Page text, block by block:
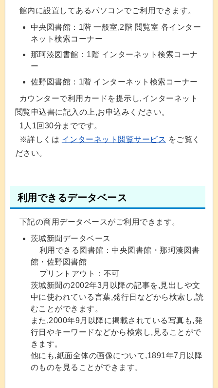
館内に設置してあるパソコンでご利用できます。
中央図書館：1階 一般室,2階 閲覧室 各インター
ネット検索コーナー
那珂湊図書館：1階 インターネット検索コーナ
ー
佐野図書館：1階 インターネット検索コーナー
カウンターで利用カードを提示し,インターネット
閲覧申込書に記入の上,お申込みください。
1人1回30分までです。
※詳しくは インターネット閲覧サービス をご覧く
ださい。
利用できるデータベース
下記の商用データベースがご利用できます。
茨城新聞データベース
利用できる図書館：中央図書館・那珂湊図書
館・佐野図書館
プリントアウト：不可
茨城新聞の2002年3月以降の記事を,見出しや文
中に使われている言葉,発行日などから検索し,読
むことができます。
また,2000年9月以降に掲載されている写真も,発
行日やキーワードなどから検索し,見ることがで
きます。
他にも,紙面全体の画像について,1891年7月以降
のものを見ることができます。